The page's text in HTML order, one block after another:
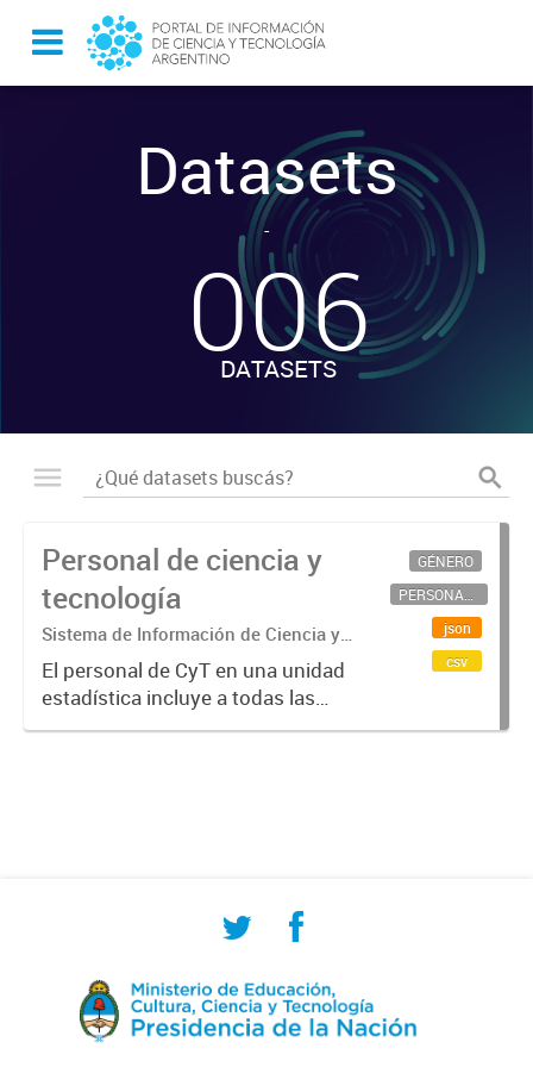
Datasets
-
006
DATASETS
Personal de ciencia y
tecnología
Sistema de Información de Ciencia y
Tecnología Argentino (SICYTAR)
El personal de CyT en una unidad
estadística incluye a todas las
personas involucradas
GÉNERO
PERSONAL CIENTÍFICO-TECNOLÓGICO
json
csv